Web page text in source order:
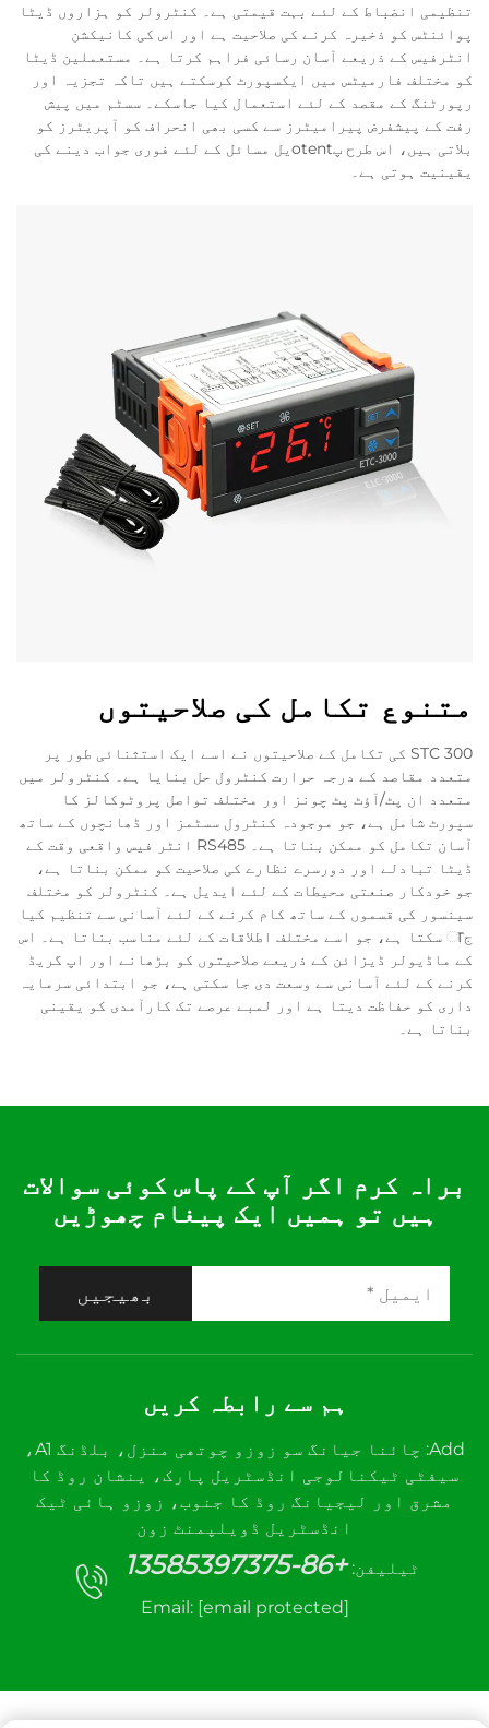
تنظیمی انضباط کے لئے بہت قیمتی ہے۔ کنٹرولر کو ہزاروں ڈیٹا
پوائنٹس کو ذخیرہ کرنے کی صلاحیت ہے اور اس کی کانیکشن
انٹرفیس کے ذریعے آسان رسائی فراہم کرتا ہے۔ مستعملین ڈیٹا
کو مختلف فارمیٹس میں ایکسپورٹ کرسکتے ہیں تاکہ تجزیہ اور
رپورٹنگ کے مقصد کے لئے استعمال کیا جاسکے۔ سسٹم میں پیش
رفت کے پیشفرض پیرامیٹرز سے کسی بھی انحراف کو آپریٹرز کو
بلاتی ہیں، اس طرح پotentیل مسائل کے لئے فوری جواب دینے کی
یقینیت ہوتی ہے۔
متنوع تکامل کی صلاحیتوں
STC 300 کی تکامل کے صلاحیتوں نے اسے ایک استثنائی طور پر
متعدد مقاصد کے درجہ حرارت کنٹرول حل بنایا ہے۔ کنٹرولر میں
متعدد ان پٹ/آؤٹ پٹ چونز اور مختلف تواصل پروٹوکالز کا
سپورٹ شامل ہے، جو موجودہ کنٹرول سسٹمز اور ڈھانچوں کے ساتھ
آسان تکامل کو ممکن بناتا ہے۔ RS485 انٹر فیس واقعی وقت کے
ڈیٹا تبادلے اور دورسرے نظارے کی صلاحیت کو ممکن بناتا ہے،
جو خودکار صنعتی محیطات کے لئے ایدیل ہے۔ کنٹرولر کو مختلف
سینسور کی قسموں کے ساتھ کام کرنے کے لئے آسانی سے تنظیم کیا
جा سکتا ہے، جو اسے مختلف اطلاقات کے لئے مناسب بناتا ہے۔ اس
کے ماڈیولر ڈیزائن کے ذریعے صلاحیتوں کو بڑھانے اور اپ گریڈ
کرنے کے لئے آسانی سے وسعت دی جا سکتی ہے، جو ابتدائی سرمایہ
داری کو حفاظت دیتا ہے اور لمبے عرصے تک کارآمدی کو یقینی
بناتا ہے۔
براہ کرم اگر آپ کے پاس کوئی سوالات
ہیں تو ہمیں ایک پیغام چھوڑیں
بھیجیں
ہم سے رابطہ کریں
Add: چائنا جیانگ سو زوزو چوتھی منزل، بلڈنگ A1،
سیفٹی ٹیکنالوجی انڈسٹریل پارک، ینشان روڈ کا
مشرق اور لیجیانگ روڈ کا جنوب، زوزو ہائی ٹیک
انڈسٹریل ڈویلپمنٹ زون
ٹیلیفن: +86-13585397375
Email: [email protected]